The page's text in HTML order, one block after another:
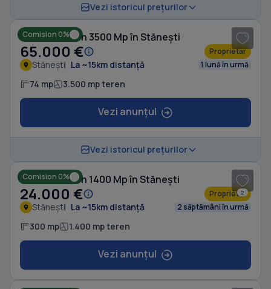
Vezi istoricul prețurilor
Comision 0%
Casă cu Teren 3500 Mp în Stănești
65.000 € Proprietar
Stănești La ~15km distanță 1 lună în urmă
74 mp 3.500 mp teren
Vezi anunțul
Vezi istoricul prețurilor
2
Comision 0%
Casă cu Teren 1400 Mp în Stănești
24.000 € Proprietar
Stănești La ~15km distanță 2 săptămâni în urmă
300 mp 1.400 mp teren
Vezi anunțul